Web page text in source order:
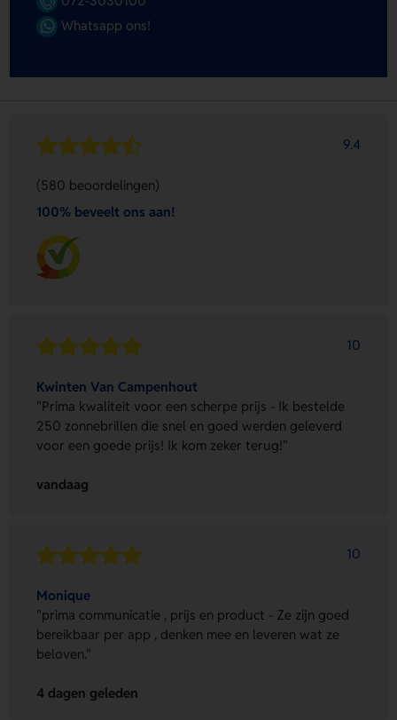
Whatsapp ons!
9.4
(580 beoordelingen)
100% beveelt ons aan!
10
Kwinten Van Campenhout
"Prima kwaliteit voor een scherpe prijs - Ik bestelde
250 zonnebrillen die snel en goed werden geleverd
voor een goede prijs! Ik kom zeker terug!"
vandaag
10
Monique
"prima communicatie , prijs en product - Ze zijn goed
bereikbaar per app , denken mee en leveren wat ze
beloven."
4 dagen geleden